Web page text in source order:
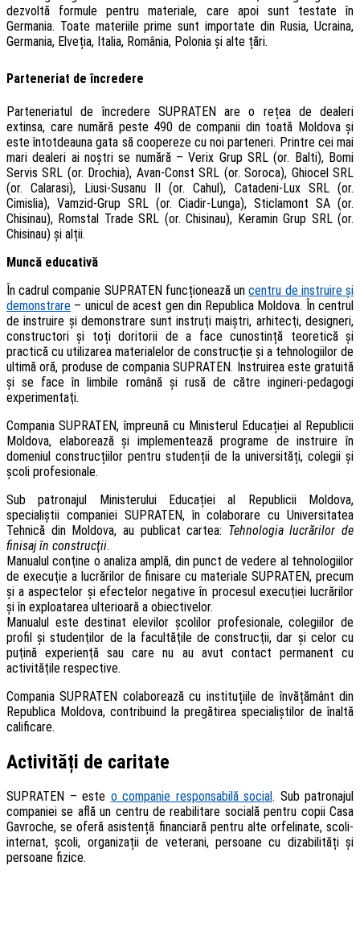
dezvoltă formule pentru materiale, care apoi sunt testate în
Germania. Toate materiile prime sunt importate din Rusia, Ucraina,
Germania, Elveția, Italia, România, Polonia și alte țări.
Parteneriat de încredere
Parteneriatul de încredere SUPRATEN are o rețea de dealeri
extinsa, care numără peste 490 de companii din toată Moldova și
este întotdeauna gata să coopereze cu noi parteneri. Printre cei mai
mari dealeri ai noștri se numără – Verix Grup SRL (or. Balti), Bomi
Servis SRL (or. Drochia), Avan-Const SRL (or. Soroca), Ghiocel SRL
(or. Calarasi), Liusi-Susanu II (or. Cahul), Catadeni-Lux SRL (or.
Cimislia), Vamzid-Grup SRL (or. Ciadir-Lunga), Sticlamont SA (or.
Chisinau), Romstal Trade SRL (or. Chisinau), Keramin Grup SRL (or.
Chisinau) și alții.
Muncă educativă
În cadrul companie SUPRATEN funcționează uncentru de instruire și
demonstrare – unicul de acest gen din Republica Moldova. În centrul
de instruire și demonstrare sunt instruţi maiştri, arhitecţi, designeri,
constructori şi toți doritorii de a face cunostință teoretică şi
practică cu utilizarea materialelor de construcţie şi a tehnologiilor de
ultimă oră, produse de compania SUPRATEN. Instruirea este gratuită
şi se face în limbile română şi rusă de către ingineri-pedagogi
experimentaţi.
Compania SUPRATEN, împreună cu Ministerul Educației al Republicii
Moldova, elaborează și implementează programe de instruire în
domeniul construcțiilor pentru studenții de la universități, colegii şi
școli profesionale.
Sub patronajul Ministerului Educației al Republicii Moldova,
specialiştii companiei SUPRATEN, în colaborare cu Universitatea
Tehnică din Moldova, au publicat cartea: Tehnologia lucrărilor de
finisaj în construcţii.
Manualul conţine o analiza amplă, din punct de vedere al tehnologiilor
de execuţie a lucrărilor de finisare cu materiale SUPRATEN, precum
şi a aspectelor şi efectelor negative în procesul execuţiei lucrărilor
şi în exploatarea ulterioară a obiectivelor.
Manualul este destinat elevilor şcolilor profesionale, colegiilor de
profil şi studenţilor de la facultăţile de construcţii, dar și celor cu
puţină experienţă sau care nu au avut contact permanent cu
activităţile respective.
Compania SUPRATEN colaborează cu instituțiile de învățământ din
Republica Moldova, contribuind la pregătirea specialiștilor de înaltă
calificare.
Activități de caritate
SUPRATEN – este o companie responsabilă social. Sub patronajul
companiei se află un centru de reabilitare socială pentru copii Casa
Gavroche, se oferă asistență financiară pentru alte orfelinate, scoli-
internat, școli, organizații de veterani, persoane cu dizabilități și
persoane fizice.